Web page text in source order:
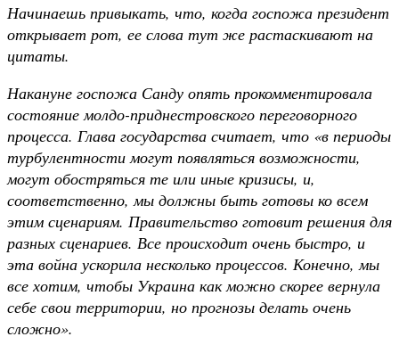
Начинаешь привыкать, что, когда госпожа президент
открывает рот, ее слова тут же растаскивают на
цитаты.
Накануне госпожа Санду опять прокомментировала
состояние молдо-приднестровского переговорного
процесса. Глава государства считает, что «в периоды
турбулентности могут появляться возможности,
могут обостряться те или иные кризисы, и,
соответственно, мы должны быть готовы ко всем
этим сценариям. Правительство готовит решения для
разных сценариев. Все происходит очень быстро, и
эта война ускорила несколько процессов. Конечно, мы
все хотим, чтобы Украина как можно скорее вернула
себе свои территории, но прогнозы делать очень
сложно».